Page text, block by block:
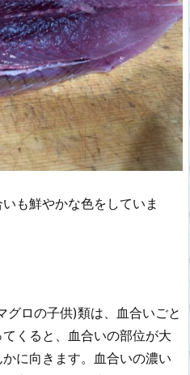
も鮮やかな色をしていま
グロの子供)類は、血合いごと
くると、血合いの部位が大
に向きます。血合いの濃い